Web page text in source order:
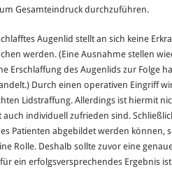
Gesamteindruck durchzuführen.
Augenlid stellt an sich keine
werden. (Eine Ausnahme stellen
Erschlaffung des Augenlids zur Folge
Durch einen operativen Eingriff
Lidstraffung. Allerdings ist hiermit
auch individuell zufrieden sind.
Patienten abgebildet werden können,
Rolle. Deshalb sollte zuvor eine
ein erfolgsversprechendes Ergebnis